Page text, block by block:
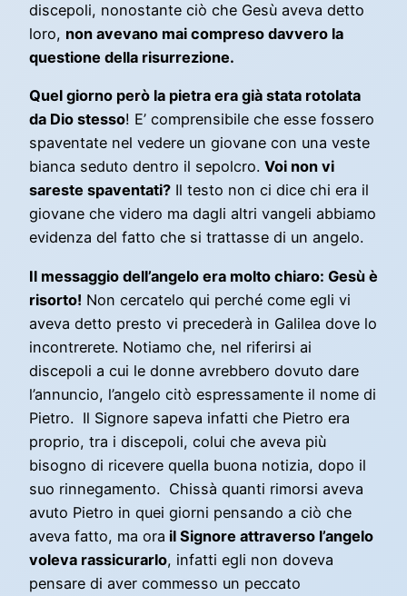
discepoli, nonostante ciò che Gesù aveva detto
loro, non avevano mai compreso davvero la
questione della risurrezione.
Quel giorno però la pietra era già stata rotolata
da Dio stesso! E’ comprensibile che esse fossero
spaventate nel vedere un giovane con una veste
bianca seduto dentro il sepolcro. Voi non vi
sareste spaventati? Il testo non ci dice chi era il
giovane che videro ma dagli altri vangeli abbiamo
evidenza del fatto che si trattasse di un angelo.
Il messaggio dell’angelo era molto chiaro: Gesù è
risorto! Non cercatelo qui perché come egli vi
aveva detto presto vi precederà in Galilea dove lo
incontrerete. Notiamo che, nel riferirsi ai
discepoli a cui le donne avrebbero dovuto dare
l’annuncio, l’angelo citò espressamente il nome di
Pietro. Il Signore sapeva infatti che Pietro era
proprio, tra i discepoli, colui che aveva più
bisogno di ricevere quella buona notizia, dopo il
suo rinnegamento. Chissà quanti rimorsi aveva
avuto Pietro in quei giorni pensando a ciò che
aveva fatto, ma ora il Signore attraverso l’angelo
voleva rassicurarlo, infatti egli non doveva
pensare di aver commesso un peccato